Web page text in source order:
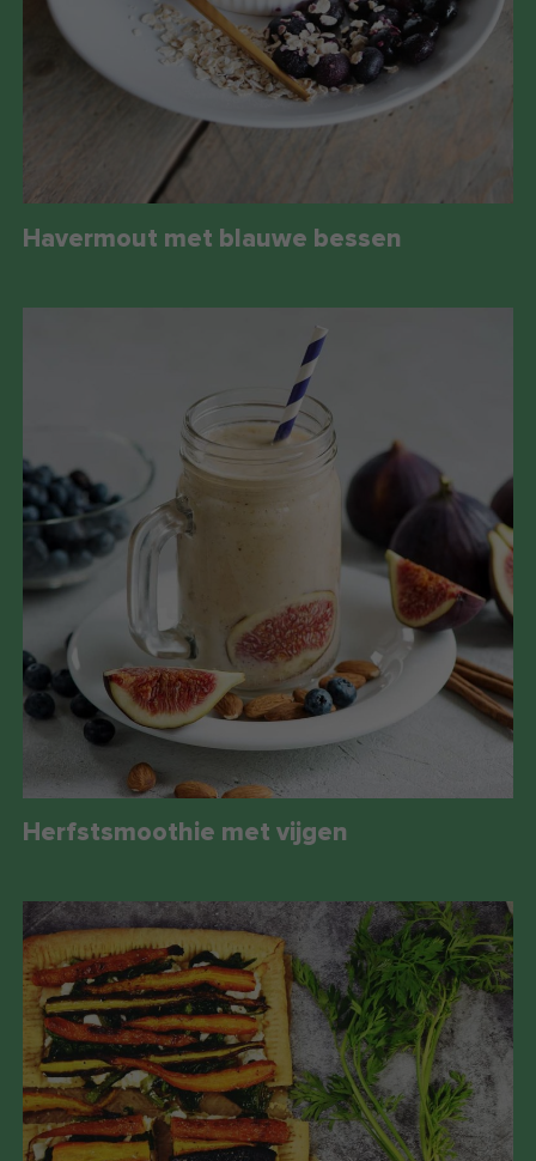
Havermout met blauwe bessen
Herfstsmoothie met vijgen